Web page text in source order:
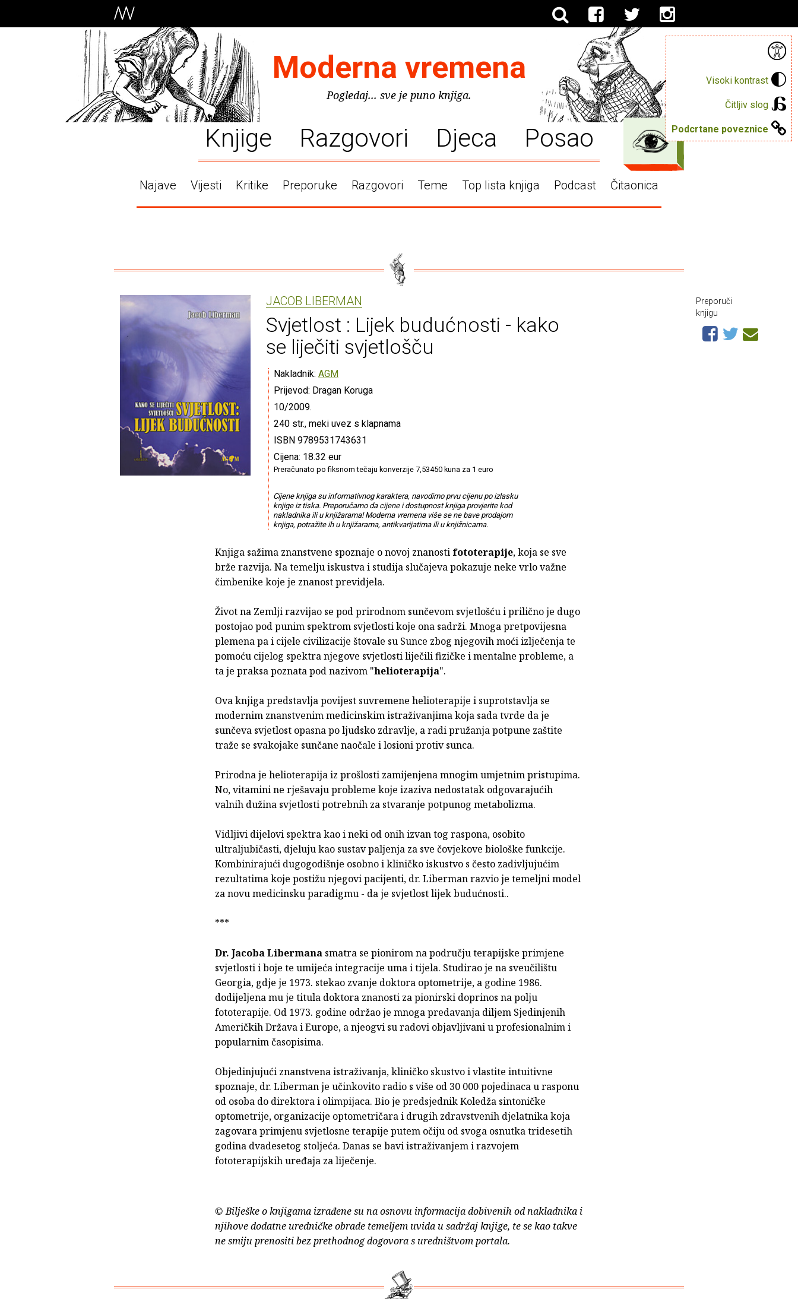
Visoki kontrast
Čitljiv slog
Podcrtane poveznice
Moderna vremena
Pogledaj... sve je puno knjiga.
Knjige Razgovori Djeca Posao
Najave Vijesti Kritike Preporuke Razgovori Teme Top lista knjiga Podcast Čitaonica
JACOB LIBERMAN
Svjetlost : Lijek budućnosti - kako
se liječiti svjetlošču
Nakladnik: AGM
Prijevod: Dragan Koruga
10/2009.
240 str., meki uvez s klapnama
ISBN 9789531743631
Cijena: 18.32 eur
Preračunato po fiksnom tečaju konverzije 7,53450 kuna za 1 euro
Cijene knjiga su informativnog karaktera, navodimo prvu cijenu po izlasku
knjige iz tiska. Preporučamo da cijene i dostupnost knjiga provjerite kod
nakladnika ili u knjižarama! Moderna vremena više se ne bave prodajom
knjiga, potražite ih u knjižarama, antikvarijatima ili u knjižnicama.
Knjiga sažima znanstvene spoznaje o novoj znanosti fototerapije, koja se sve
brže razvija. Na temelju iskustva i studija slučajeva pokazuje neke vrlo važne
čimbenike koje je znanost previdjela.
Život na Zemlji razvijao se pod prirodnom sunčevom svjetlošću i prilično je dugo
postojao pod punim spektrom svjetlosti koje ona sadrži. Mnoga pretpovijesna
plemena pa i cijele civilizacije štovale su Sunce zbog njegovih moći izlječenja te
pomoću cijelog spektra njegove svjetlosti liječili fizičke i mentalne probleme, a
ta je praksa poznata pod nazivom "helioterapija".
Ova knjiga predstavlja povijest suvremene helioterapije i suprotstavlja se
modernim znanstvenim medicinskim istraživanjima koja sada tvrde da je
sunčeva svjetlost opasna po ljudsko zdravlje, a radi pružanja potpune zaštite
traže se svakojake sunčane naočale i losioni protiv sunca.
Prirodna je helioterapija iz prošlosti zamijenjena mnogim umjetnim pristupima.
No, vitamini ne rješavaju probleme koje izaziva nedostatak odgovarajućih
valnih dužina svjetlosti potrebnih za stvaranje potpunog metabolizma.
Vidljivi dijelovi spektra kao i neki od onih izvan tog raspona, osobito
ultraljubičasti, djeluju kao sustav paljenja za sve čovjekove biološke funkcije.
Kombinirajući dugogodišnje osobno i kliničko iskustvo s često zadivljujućim
rezultatima koje postižu njegovi pacijenti, dr. Liberman razvio je temeljni model
za novu medicinsku paradigmu - da je svjetlost lijek budućnosti..
***
Dr. Jacoba Libermana smatra se pionirom na području terapijske primjene
svjetlosti i boje te umijeća integracije uma i tijela. Studirao je na sveučilištu
Georgia, gdje je 1973. stekao zvanje doktora optometrije, a godine 1986.
dodijeljena mu je titula doktora znanosti za pionirski doprinos na polju
fototerapije. Od 1973. godine održao je mnoga predavanja diljem Sjedinjenih
Američkih Država i Europe, a njeogvi su radovi objavljivani u profesionalnim i
popularnim časopisima.
Objedinjujući znanstvena istraživanja, kliničko skustvo i vlastite intuitivne
spoznaje, dr. Liberman je učinkovito radio s više od 30 000 pojedinaca u rasponu
od osoba do direktora i olimpijaca. Bio je predsjednik Koledža sintoničke
optometrije, organizacije optometričara i drugih zdravstvenih djelatnika koja
zagovara primjenu svjetlosne terapije putem očiju od svoga osnutka tridesetih
godina dvadesetog stoljeća. Danas se bavi istraživanjem i razvojem
fototerapijskih uređaja za liječenje.
© Bilješke o knjigama izrađene su na osnovu informacija dobivenih od nakladnika i
njihove dodatne uredničke obrade temeljem uvida u sadržaj knjige, te se kao takve
ne smiju prenositi bez prethodnog dogovora s uredništvom portala.
Preporuči
knjigu